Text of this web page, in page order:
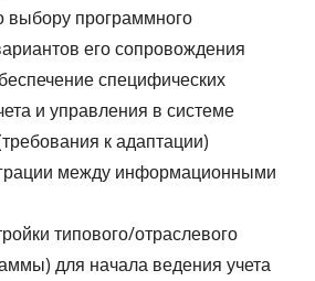
выбору программного
его сопровождения
специфических
и управления в системе
к адаптации)
между информационными
типового/отраслевого
для начала ведения учета